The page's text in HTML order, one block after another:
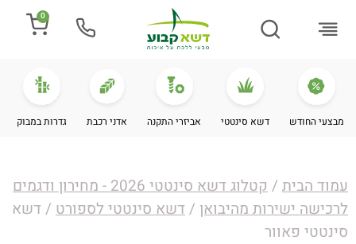
0
מבצעי החודש דשא סינטטי אביזרי התקנה אדני רכבת גדרות במבוק
עמוד הבית /
קטלוג דשא סינטטי 2026 - מחירון ודגמים
לרכישה ישירות מהיבואן /דשא סינטטי לספורט / דשא
סינטטי פאוור